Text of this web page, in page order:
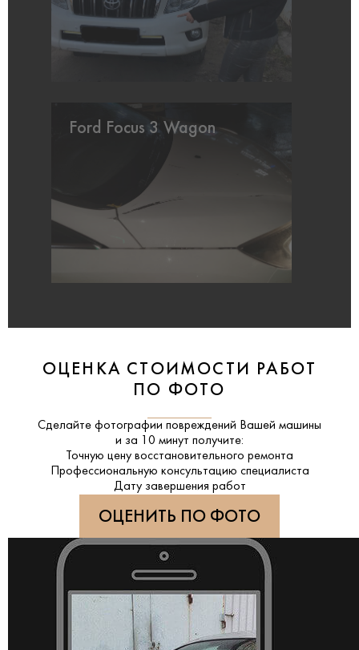
Ford Focus 3 Wagon
ОЦЕНКА СТОИМОСТИ РАБОТ
ПО ФОТО
Сделайте фотографии повреждений Вашей машины
и за 10 минут получите:
Точную цену восстановительного ремонта
Профессиональную консультацию специалиста
Дату завершения работ
ОЦЕНИТЬ ПО ФОТО